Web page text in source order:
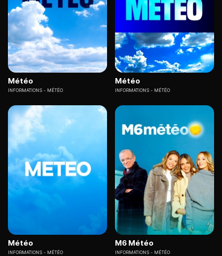
Météo
INFORMATIONS MÉTÉO
Météo
INFORMATIONS MÉTÉO
Météo
INFORMATIONS MÉTÉO
M6 Météo
INFORMATIONS MÉTÉO